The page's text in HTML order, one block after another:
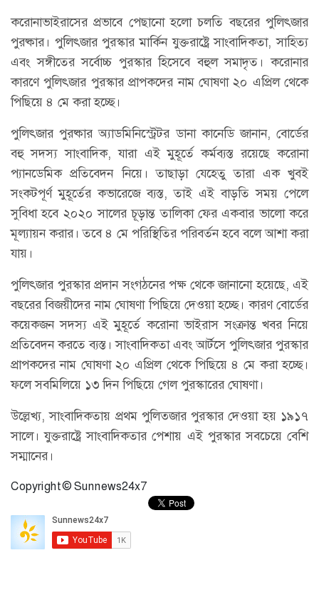
করোনাভাইরাসের প্রভাবে পেছানো হলো চলতি বছরের পুলিৎজার
পুরষ্কার। পুলিৎজার পুরস্কার মার্কিন যুক্তরাষ্ট্রে সাংবাদিকতা, সাহিত্য
এবং সঙ্গীতের সর্বোচ্চ পুরস্কার হিসেবে বহুল সমাদৃত। করোনার
কারণে পুলিৎজার পুরস্কার প্রাপকদের নাম ঘোষণা ২০ এপ্রিল থেকে
পিছিয়ে ৪ মে করা হচ্ছে।
পুলিৎজার পুরষ্কার অ্যাডমিনিস্ট্রেটর ডানা কানেডি জানান, বোর্ডের
বহু সদস্য সাংবাদিক, যারা এই মুহূর্তে কর্মব্যস্ত রয়েছে করোনা
প্যানডেমিক প্রতিবেদন নিয়ে। তাছাড়া যেহেতু তারা এক খুবই
সংকটপূর্ণ মুহূর্তের কভারেজে ব্যস্ত, তাই এই বাড়তি সময় পেলে
সুবিধা হবে ২০২০ সালের চূড়ান্ত তালিকা ফের একবার ভালো করে
মূল্যায়ন করার। তবে ৪ মে পরিস্থিতির পরিবর্তন হবে বলে আশা করা
যায়।
পুলিৎজার পুরস্কার প্রদান সংগঠনের পক্ষ থেকে জানানো হয়েছে, এই
বছরের বিজয়ীদের নাম ঘোষণা পিছিয়ে দেওয়া হচ্ছে। কারণ বোর্ডের
কয়েকজন সদস্য এই মুহূর্তে করোনা ভাইরাস সংক্রান্ত খবর নিয়ে
প্রতিবেদন করতে ব্যস্ত। সাংবাদিকতা এবং আর্টসে পুলিৎজার পুরস্কার
প্রাপকদের নাম ঘোষণা ২০ এপ্রিল থেকে পিছিয়ে ৪ মে করা হচ্ছে।
ফলে সবমিলিয়ে ১৩ দিন পিছিয়ে গেল পুরস্কারের ঘোষণা।
উল্লেখ্য, সাংবাদিকতায় প্রথম পুলিত্‍জার পুরস্কার দেওয়া হয় ১৯১৭
সালে। যুক্তরাষ্ট্রে সাংবাদিকতার পেশায় এই পুরস্কার সবচেয়ে বেশি
সম্মানের।
Copyright © Sunnews24x7